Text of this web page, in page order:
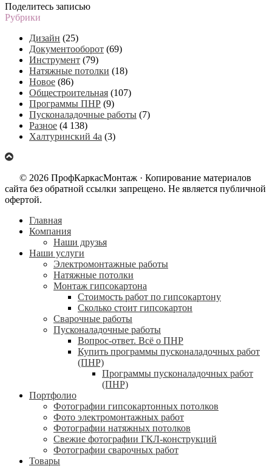
Поделитесь записью
Рубрики
Дизайн (25)
Документооборот (69)
Инструмент (79)
Натяжные потолки (18)
Новое (86)
Общестроительная (107)
Программы ПНР (9)
Пусконаладочные работы (7)
Разное (4 138)
Халтуринский 4а (3)
© 2026 ПрофКаркасМонтаж · Копирование материалов
сайта без обратной ссылки запрещено. Не является публичной
офертой.
Главная
Компания
Наши друзья
Наши услуги
Электромонтажные работы
Натяжные потолки
Монтаж гипсокартона
Стоимость работ по гипсокартону
Сколько стоит гипсокартон
Сварочные работы
Пусконаладочные работы
Вопрос-ответ. Всё о ПНР
Купить программы пусконаладочных работ
(ПНР)
Программы пусконаладочных работ
(ПНР)
Портфолио
Фотографии гипсокартонных потолков
Фото электромонтажных работ
Фотографии натяжных потолков
Свежие фотографии ГКЛ-конструкций
Фотографии сварочных работ
Товары